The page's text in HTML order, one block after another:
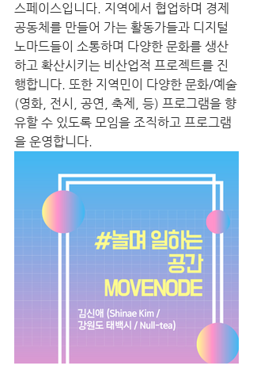
스페이스입니다. 지역에서 협업하며 경제
공동체를 만들어 가는 활동가들과 디지털
노마드들이 소통하며 다양한 문화를 생산
하고 확산시키는 비산업적 프로젝트를 진
행합니다. 또한 지역민이 다양한 문화/예술
(영화, 전시, 공연, 축제, 등) 프로그램을 향
유할 수 있도록 모임을 조직하고 프로그램
을 운영합니다.